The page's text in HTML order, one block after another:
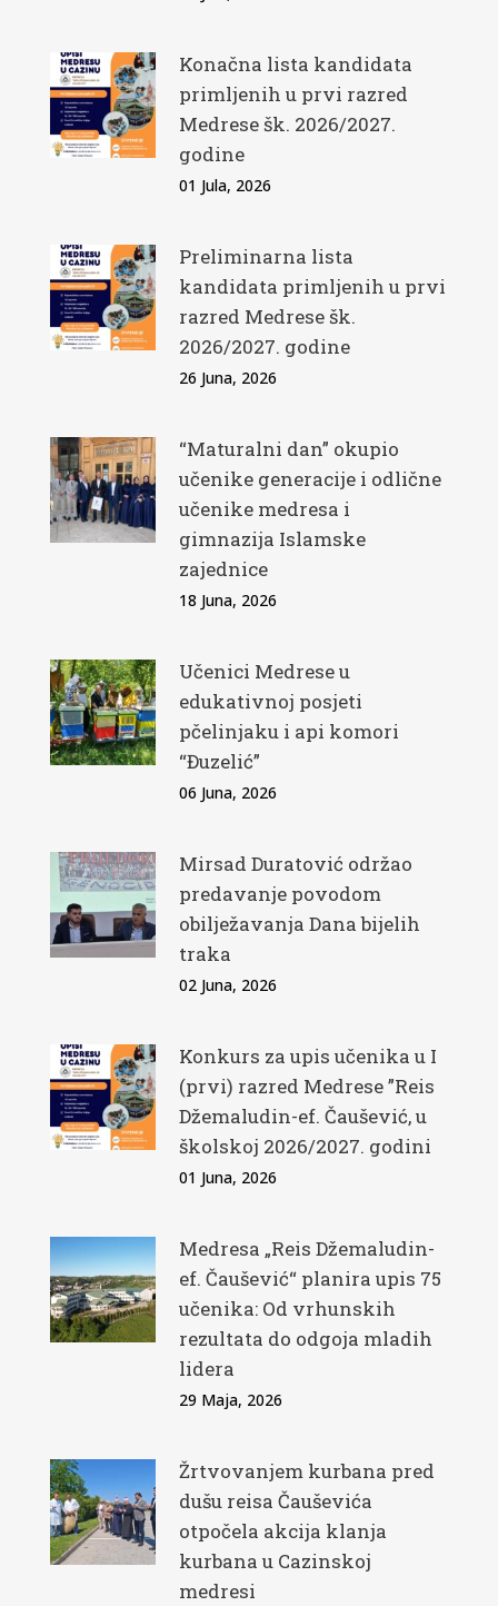
Konačna lista kandidata
primljenih u prvi razred
Medrese šk. 2026/2027.
godine
01 Jula, 2026
Preliminarna lista
kandidata primljenih u prvi
razred Medrese šk.
2026/2027. godine
26 Juna, 2026
“Maturalni dan” okupio
učenike generacije i odlične
učenike medresa i
gimnazija Islamske
zajednice
18 Juna, 2026
Učenici Medrese u
edukativnoj posjeti
pčelinjaku i api komori
“Đuzelić”
06 Juna, 2026
Mirsad Duratović održao
predavanje povodom
obilježavanja Dana bijelih
traka
02 Juna, 2026
Konkurs za upis učenika u I
(prvi) razred Medrese ”Reis
Džemaludin-ef. Čaušević, u
školskoj 2026/2027. godini
01 Juna, 2026
Medresa „Reis Džemaludin-
ef. Čaušević“ planira upis 75
učenika: Od vrhunskih
rezultata do odgoja mladih
lidera
29 Maja, 2026
Žrtvovanjem kurbana pred
dušu reisa Čauševića
otpočela akcija klanja
kurbana u Cazinskoj
medresi